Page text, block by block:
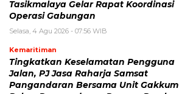
Tasikmalaya Gelar Rapat Koordinasi
Operasi Gabungan
Selasa, 4 Agu 2026 - 07:56 WIB
Kemaritiman
Tingkatkan Keselamatan Pengguna
Jalan, PJ Jasa Raharja Samsat
Pangandaran Bersama Unit Gakkum